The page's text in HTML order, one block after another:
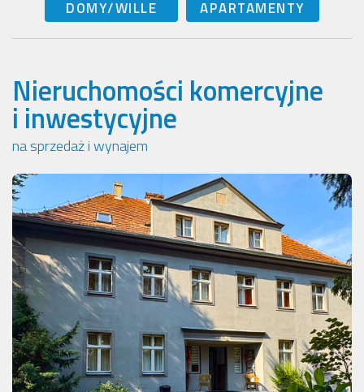
DOMY/WILLE APARTAMENTY
Nieruchomości komercyjne
i inwestycyjne
na sprzedaż i wynajem